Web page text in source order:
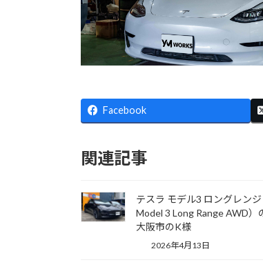
Facebook
関連記事
テスラ モデル3 ロングレン
Model 3 Long Range AWD）
大阪市のK様
2026年4月13日